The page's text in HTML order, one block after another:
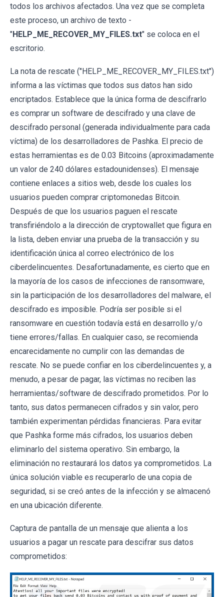
todos los archivos afectados. Una vez que se completa
este proceso, un archivo de texto -
"HELP_ME_RECOVER_MY_FILES.txt" se coloca en el
escritorio.
La nota de rescate ("HELP_ME_RECOVER_MY_FILES.txt")
informa a las víctimas que todos sus datos han sido
encriptados. Establece que la única forma de descifrarlo
es comprar un software de descifrado y una clave de
descifrado personal (generada individualmente para cada
víctima) de los desarrolladores de Pashka. El precio de
estas herramientas es de 0.03 Bitcoins (aproximadamente
un valor de 240 dólares estadounidenses). El mensaje
contiene enlaces a sitios web, desde los cuales los
usuarios pueden comprar criptomonedas Bitcoin.
Después de que los usuarios paguen el rescate
transfiriéndolo a la dirección de cryptowallet que figura en
la lista, deben enviar una prueba de la transacción y su
identificación única al correo electrónico de los
ciberdelincuentes. Desafortunadamente, es cierto que en
la mayoría de los casos de infecciones de ransomware,
sin la participación de los desarrolladores del malware, el
descifrado es imposible. Podría ser posible si el
ransomware en cuestión todavía está en desarrollo y/o
tiene errores/fallas. En cualquier caso, se recomienda
encarecidamente no cumplir con las demandas de
rescate. No se puede confiar en los ciberdelincuentes y, a
menudo, a pesar de pagar, las víctimas no reciben las
herramientas/software de descifrado prometidos. Por lo
tanto, sus datos permanecen cifrados y sin valor, pero
también experimentan pérdidas financieras. Para evitar
que Pashka forme más cifrados, los usuarios deben
eliminarlo del sistema operativo. Sin embargo, la
eliminación no restaurará los datos ya comprometidos. La
única solución viable es recuperarlo de una copia de
seguridad, si se creó antes de la infección y se almacenó
en una ubicación diferente.
Captura de pantalla de un mensaje que alienta a los
usuarios a pagar un rescate para descifrar sus datos
comprometidos: